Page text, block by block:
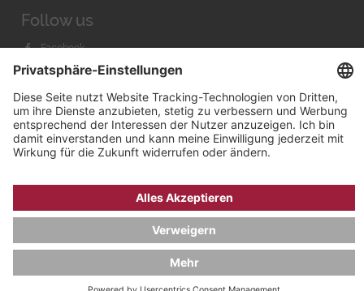
Follow us
Facebook
Instagram
Bachmann & Scher GmbH / Watchandco GmbH
DATENSCHUTZ IMPRESSUM
VERSANDKOSTEN